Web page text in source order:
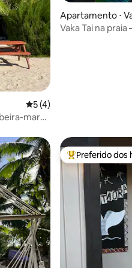
5 de uma avaliação média
5 (4)
mar
Apartamento ⋅
apere
Vaka Tai na
Entre os
Preferido dos